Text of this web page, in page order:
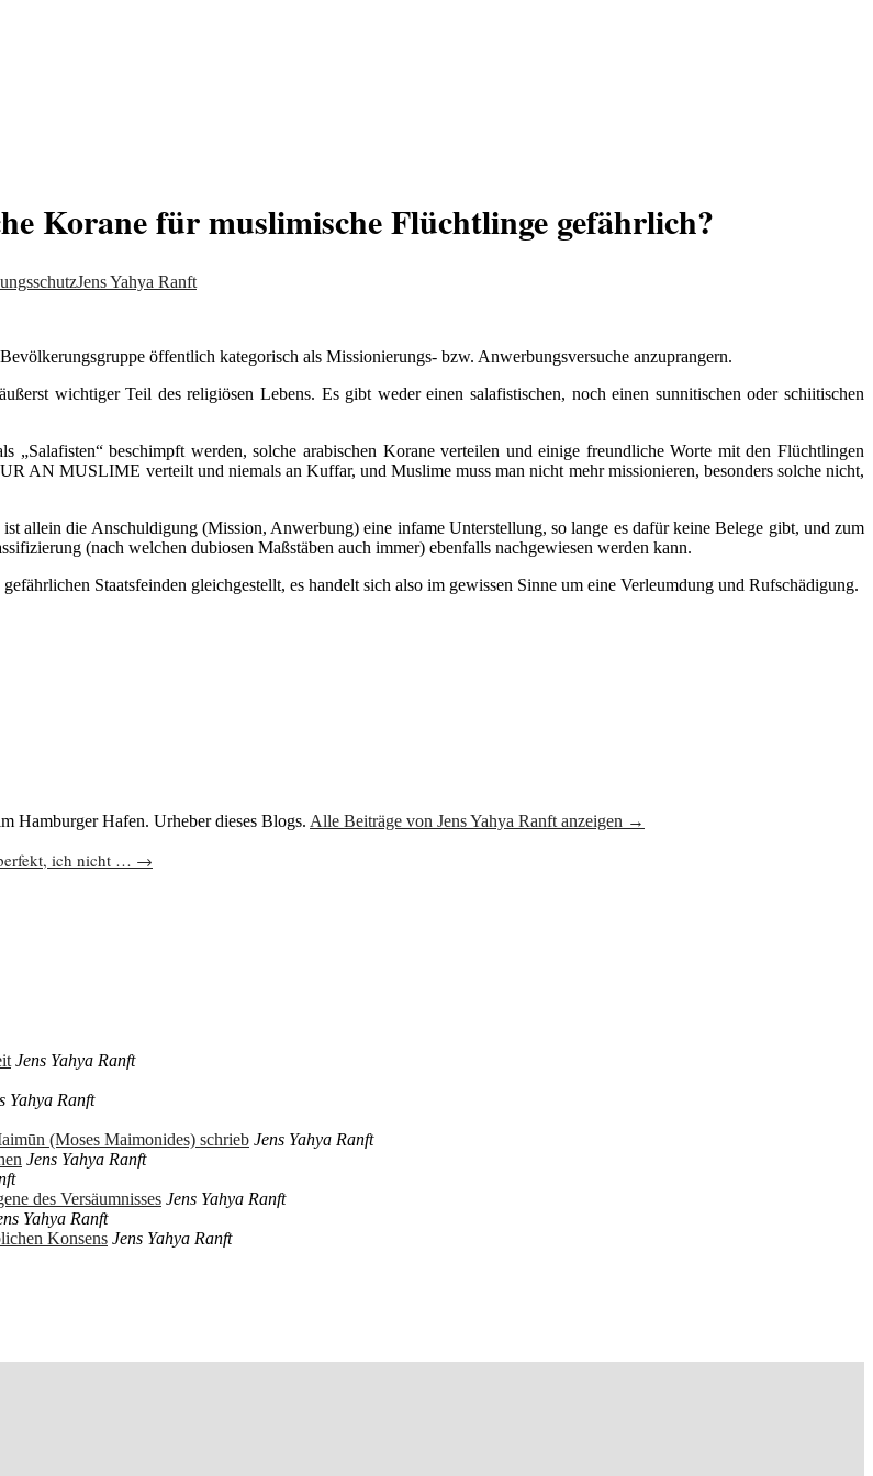
Korane für muslimische Flüchtlinge gefährlich?
Jens Yahya Ranft
öffentlich kategorisch als Missionierungs- bzw. Anwerbungsversuche anzuprangern.
wichtiger Teil des religiösen Lebens. Es gibt weder einen salafistischen, noch einen sunnitischen oder schiitischen
„Salafisten“ beschimpft werden, solche arabischen Korane verteilen und einige freundliche Worte mit den Flüchtlingen
AN MUSLIME verteilt und niemals an Kuffar, und Muslime muss man nicht mehr missionieren, besonders solche nicht,
allein die Anschuldigung (Mission, Anwerbung) eine infame Unterstellung, so lange es dafür keine Belege gibt, und zum
(nach welchen dubiosen Maßstäben auch immer) ebenfalls nachgewiesen werden kann.
Staatsfeinden gleichgestellt, es handelt sich also im gewissen Sinne um eine Verleumdung und Rufschädigung.
Hamburger Hafen. Urheber dieses Blogs. Alle Beiträge von Jens Yahya Ranft anzeigen →
ich nicht … →
Jens Yahya Ranft
Yahya Ranft
(Moses Maimonides) schrieb Jens Yahya Ranft
Jens Yahya Ranft
des Versäumnisses Jens Yahya Ranft
Yahya Ranft
Konsens Jens Yahya Ranft